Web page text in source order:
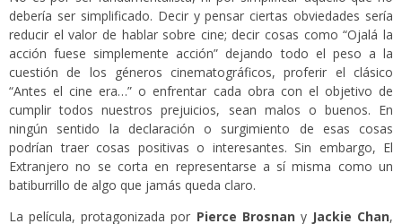
debería ser simplificado. Decir y pensar ciertas obviedades sería
reducir el valor de hablar sobre cine; decir cosas como “Ojalá la
acción fuese simplemente acción” dejando todo el peso a la
cuestión de los géneros cinematográficos, proferir el clásico
“Antes el cine era…” o enfrentar cada obra con el objetivo de
cumplir todos nuestros prejuicios, sean malos o buenos. En
ningún sentido la declaración o surgimiento de esas cosas
podrían traer cosas positivas o interesantes. Sin embargo, El
Extranjero no se corta en representarse a sí misma como un
batiburrillo de algo que jamás queda claro.
La película, protagonizada por Pierce Brosnan yJackie Chan,